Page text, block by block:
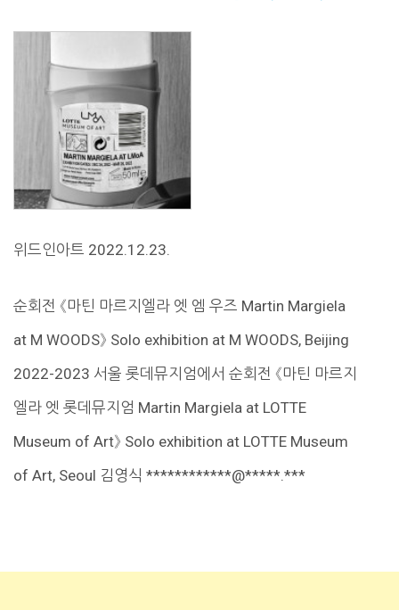
위드인아트 2022.12.23.
순회전 《마틴 마르지엘라 엣 엠 우즈 Martin Margiela
at M WOODS》 Solo exhibition at M WOODS, Beijing
2022-2023 서울 롯데뮤지엄에서 순회전 《마틴 마르지
엘라 엣 롯데뮤지엄 Martin Margiela at LOTTE
Museum of Art》 Solo exhibition at LOTTE Museum
of Art, Seoul 김영식 ************@*****.***